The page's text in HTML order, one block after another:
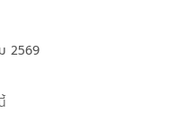
2569